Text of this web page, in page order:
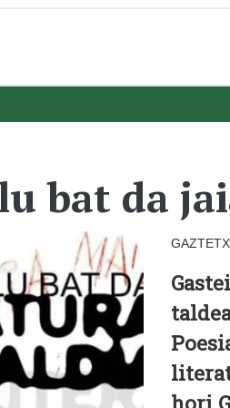
bat da